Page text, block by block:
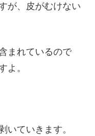
が、皮がむけない
まれているので
。
ていきます。